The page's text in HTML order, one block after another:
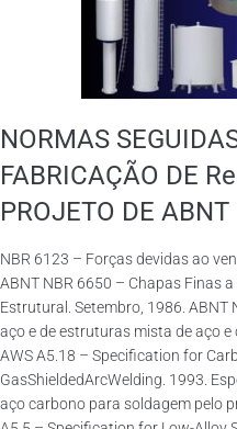
NORMAS
FABRICAÇÃO DE
PROJETO DE ABNT
NBR 6123 – Forças devidas ao
ABNT NBR 6650 – Chapas Finas
Estrutural. Setembro, 1986.
aço e de estruturas mista de aço
AWS A5.18 – Specification for
GasShieldedArcWelding. 1993.
aço carbono para soldagem pelo